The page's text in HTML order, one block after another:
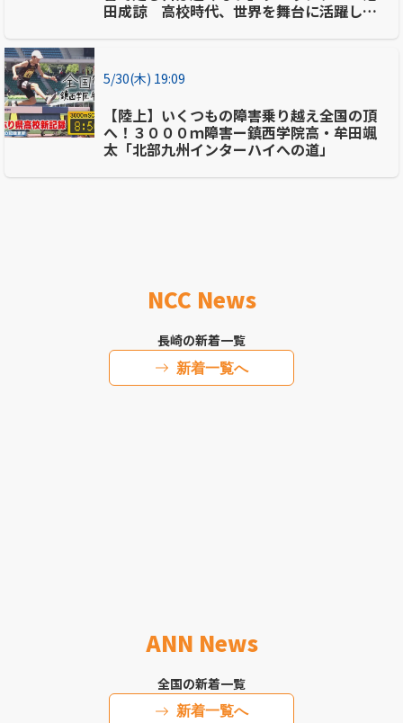
田成諒 高校時代、世界を舞台に活躍した
5/30(木) 19:09
【陸上】いくつもの障害乗り越え全国の頂
へ！３０００ｍ障害ー鎮西学院高・牟田颯
太「北部九州インターハイへの道」
NCC News
長崎の新着一覧
新着一覧へ
ANN News
全国の新着一覧
新着一覧へ